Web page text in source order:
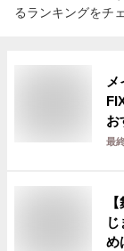
るランキングをチ
お
最
め